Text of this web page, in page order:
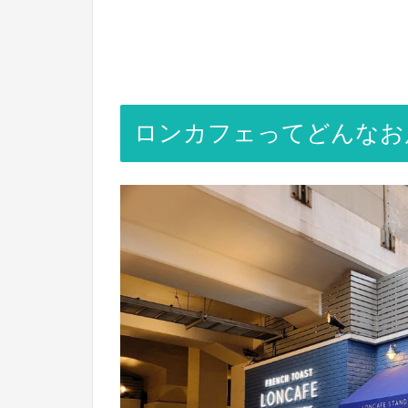
ロンカフェってどんな